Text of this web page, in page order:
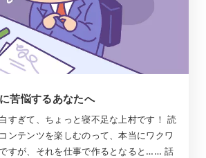
苦悩するあなたへ
すぎて、ちょっと寝不足な上村です！ 読
ンテンツを楽しむのって、本当にワクワ
すが、それを仕事で作るとなると…… 話